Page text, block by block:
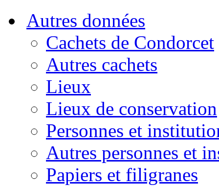
Autres données
Cachets de Condorcet
Autres cachets
Lieux
Lieux de conservation
Personnes et
Autres personnes et
Papiers et filigranes